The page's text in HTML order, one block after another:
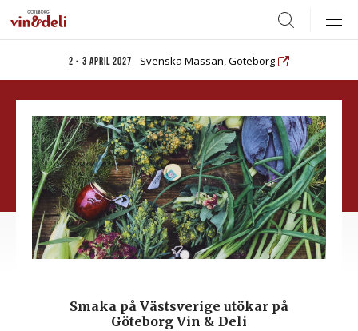
2 - 3 april 2027 Svenska Mässan, Göteborg
Search
Smaka på Västsverige utökar på
Göteborg Vin & Deli